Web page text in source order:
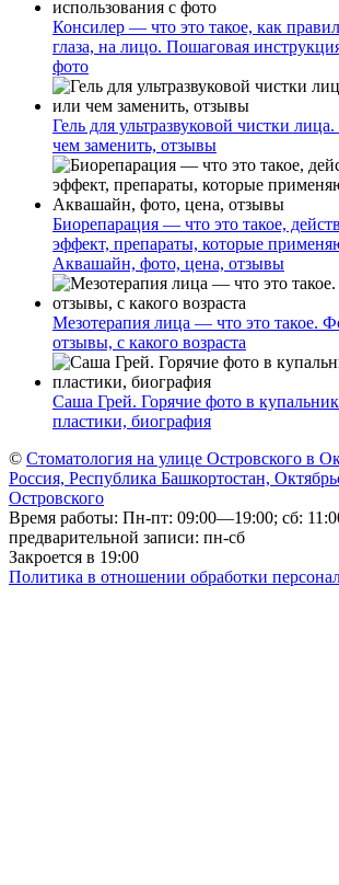
Консилер — что это такое, как
глаза, на лицо. Пошаговая
фото
Гель для ультразвуковой чистки
чем заменить, отзывы
Биорепарация — что это такое,
эффект, препараты, которые
Аквашайн, фото, цена, отзывы
Мезотерапия лица — что это такое.
отзывы, с какого возраста
Саша Грей. Горячие фото в
пластики, биография
© Стоматология на улице Островского в
Россия, Республика Башкортостан,
Островского
Время работы: Пн-пт: 09:00—19:00; сб:
предварительной записи: пн-сб
Закроется в 19:00
Политика в отношении обработки